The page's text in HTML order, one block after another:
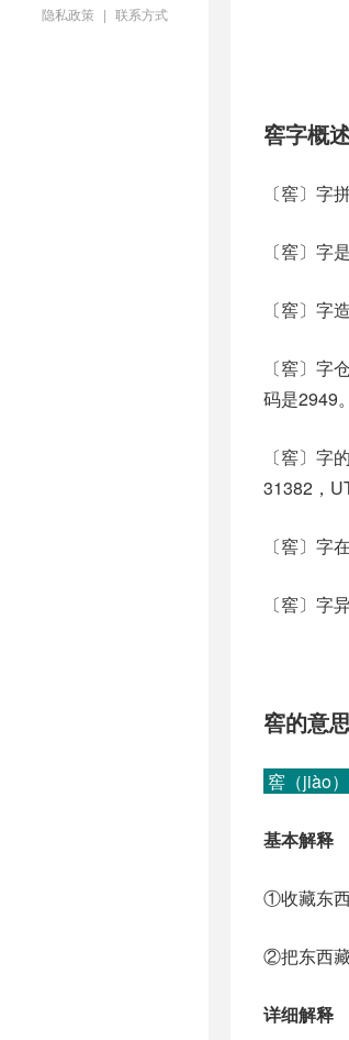
隐私政策 | 联系方式
窖字概
〔窖〕字
〔窖〕字
〔窖〕字
〔窖〕
码是2949。
〔窖〕
31382，
〔窖〕字
〔窖〕字
窖的意
窖（jiào）
基本解释
①收藏东西
②把东西藏
详细解释